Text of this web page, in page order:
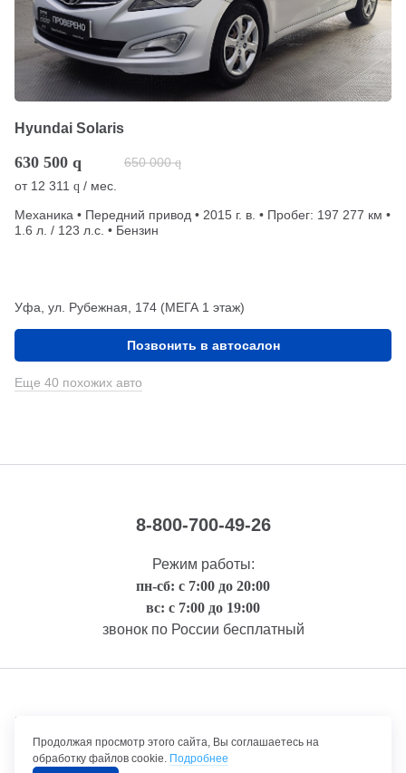
Hyundai Solaris
630 500 q 650 000 q
от 12 311 q / мес.
Механика • Передний привод • 2015 г. в. • Пробег: 197 277 км •
1.6 л. / 123 л.с. • Бензин
Уфа, ул. Рубежная, 174 (МЕГА 1 этаж)
Позвонить в автосалон
Еще 40 похожих авто
8-800-700-49-26
Режим работы:
пн-сб: с 7:00 до 20:00
вс: с 7:00 до 19:00
звонок по России бесплатный
Правовая информация
Продолжая просмотр этого сайта, Вы соглашаетесь на
обработку файлов cookie. Подробнее